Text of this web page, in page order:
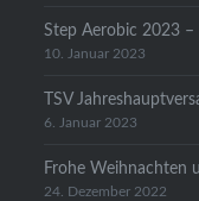
Step Aerobic 2023
10. Januar 2023
TSV
6. Januar 2023
Frohe Weihnachten
24. Dezember 2022